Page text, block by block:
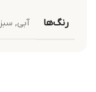
رنگ‌ها آبی, سبز